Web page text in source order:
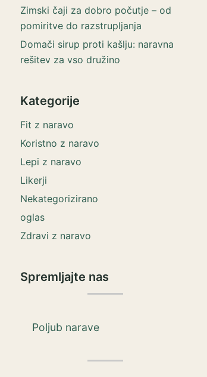
Zimski čaji za dobro počutje – od
pomiritve do razstrupljanja
Domači sirup proti kašlju: naravna
rešitev za vso družino
Kategorije
Fit z naravo
Koristno z naravo
Lepi z naravo
Likerji
Nekategorizirano
oglas
Zdravi z naravo
Spremljajte nas
Poljub narave